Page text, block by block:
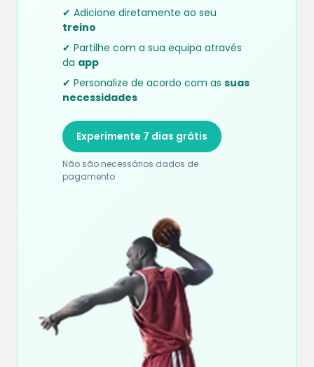
✔ Adicione diretamente ao seu
treino
✔ Partilhe com a sua equipa através
da app
✔ Personalize de acordo com as suas
necessidades
Experimente 7 dias grátis
Não são necessários dados de
pagamento